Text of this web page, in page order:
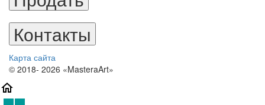
Контакты
Карта сайта
© 2018- 2026 «MasteraArt»